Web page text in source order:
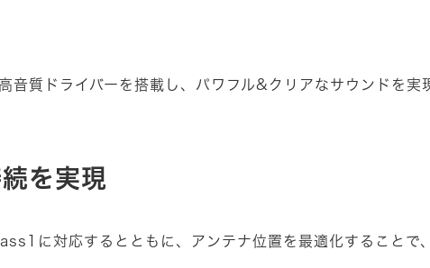
音質ドライバーを搭載し、パワフル&クリアなサウンドを実
を実現
に対応するとともに、アンテナ位置を最適化することで、